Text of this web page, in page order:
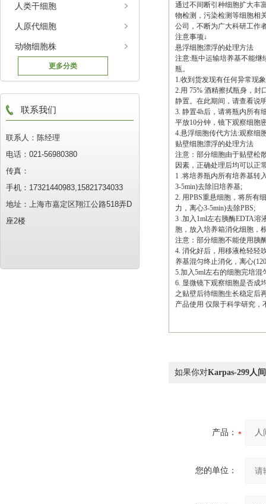
人类干细胞
人原代细胞
动物细胞株
更多分类
联系我们
联系人：陈经理
电话：021-56980380
传真：
手机：17321440983,15821734033
地址：上海市嘉定区翔江公路518弄D
座2楼
通过不间断引种细胞扩大丰
物检测，污染检测等细胞相
公司，不断为广大科研工作
注意事项↓
悬浮细胞漂浮的处理方法
注意:瓶中运输培养基不能继
瓶。
1.收到货发现有任何异常现
2.用 75% 酒精擦拭瓶身，封
静置。在此期间，请查看说
3. 静置4h后，请将瓶内所有
平放10分钟，镜下观察细胞
4.悬浮细胞传代方法:观察细
贴壁细胞漂浮的处理方法
注意：部分细胞由于贴壁松
因素，正确处理后均可以正
1 .将培养瓶内所有培养基转
3-5min)去除旧培养基;
2. 用PBS重悬细胞，将所有
力，离心3-5min)去除PBS;
3 .加入1ml左右胰酶EDTA溶
胞，放入培养箱消化细胞，
注意：部分细胞不能使用胰
4. 消化好后，用移液枪轻轻
养基混匀终止消化，离心
5.加入5ml左右的细胞完培
6. 显微镜下观察细胞是否成
之贴壁后待细胞生长稳定后
产品使用 仅限于科学研究
如果你对Karpas-299人
产品：
您的单位：